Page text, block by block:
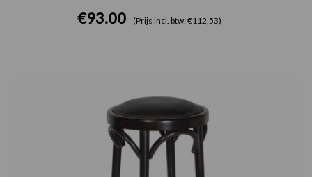
€93.00 (Prijs incl. btw: €112,53)